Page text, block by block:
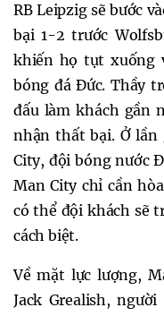
RB Leipzig sẽ bước
bại 1-2 trước
khiến họ tụt xuống
bóng đá Đức. Thầy
đấu làm khách gần
nhận thất bại. Ở
City, đội bóng nước
Man City chỉ cần
có thể đội khách sẽ
cách biệt.
Về mặt lực lượng,
Jack Grealish,